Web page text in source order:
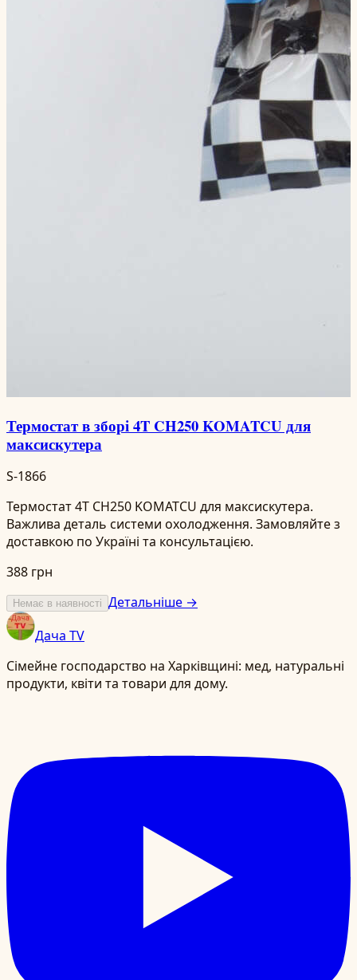
Термостат в зборі 4T CH250 KOMATCU для
максискутера
S-1866
Термостат 4T CH250 KOMATCU для максискутера.
Важлива деталь системи охолодження. Замовляйте з
доставкою по Україні та консультацією.
388 грн
Немає в наявності Детальніше →
Дача TV
Сімейне господарство на Харківщині: мед, натуральні
продукти, квіти та товари для дому.